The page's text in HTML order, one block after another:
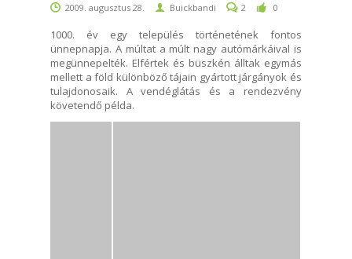
2009. augusztus 28. Buickbandi 2 0
1000. év egy település történetének fontos
ünnepnapja. A múltat a múlt nagy autómárkáival is
megünnepelték. Elfértek és büszkén álltak egymás
mellett a föld különböző tájain gyártott járgányok és
tulajdonosaik. A vendéglátás és a rendezvény
követendő példa.